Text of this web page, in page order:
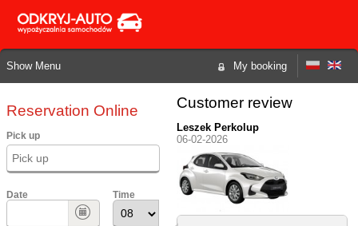
My booking
Show Menu
Reservation Online
Pick up
Date Time
Customer review
Leszek Perkolup
06-02-2026